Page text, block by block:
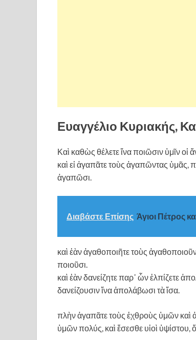
Ευαγγέλιο Κυριακής,
Καὶ καθὼς θέλετε ἵνα ποιῶσιν ὑμῖν οἱ
καὶ εἰ ἀγαπᾶτε τοὺς ἀγαπῶντας ὑμᾶς,
ἀγαπῶσι.
Διαβάστε Επίσης Άγιοι Πέτρος
καὶ ἐὰν ἀγαθοποιῆτε τοὺς
ποιοῦσι.
καὶ ἐὰν δανείζητε παρ᾿ ὧν ἐλπίζετε
δανείζουσιν ἵνα ἀπολάβωσι τὰ ἴσα.
πλὴν ἀγαπᾶτε τοὺς ἐχθροὺς ὑμῶν καὶ
ὑμῶν πολύς, καὶ ἔσεσθε υἱοὶ ὑψίστου,